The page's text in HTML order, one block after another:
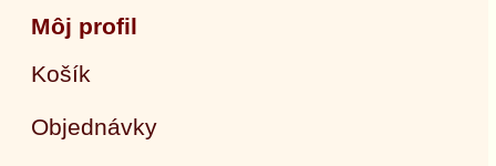
Môj profil
Košík
Objednávky